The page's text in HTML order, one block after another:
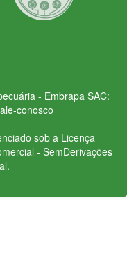
- Embrapa SAC:
conosco
sob a Licença
- SemDerivações